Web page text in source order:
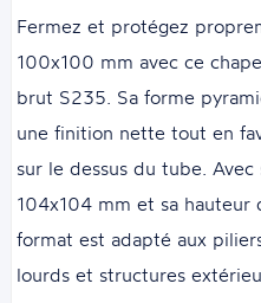
Fermez et protégez
100x100 mm avec ce
brut S235. Sa forme
une finition nette tout en
sur le dessus du tube.
104x104 mm et sa
format est adapté aux
lourds et structures